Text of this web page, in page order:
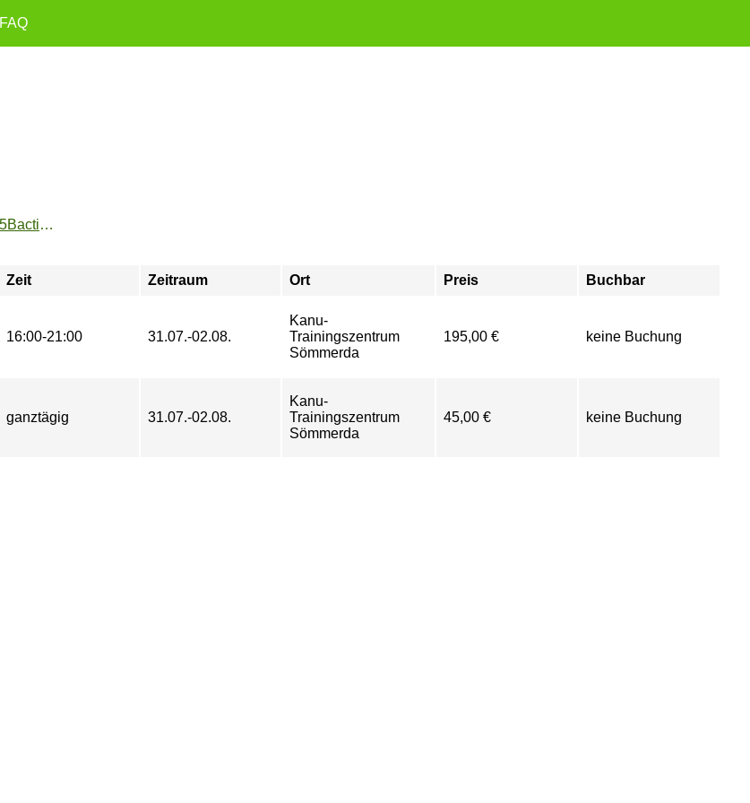
FAQ
https://www.tu-sport.de/sportprogramm/kurse/?tx_dwzeh_courses%5Baction%5D=show&tx_dwzeh_courses%5BsportsDescription%5D=270&cHash=83226ca76861121364ea8f33c4d7047b
Zeit Zeitraum Ort Preis Buchbar
16:00-21:00 31.07.-02.08.
Kanu-
Trainingszentrum
Sömmerda
195,00 € keine Buchung
ganztägig 31.07.-02.08.
Kanu-
Trainingszentrum
Sömmerda
45,00 € keine Buchung